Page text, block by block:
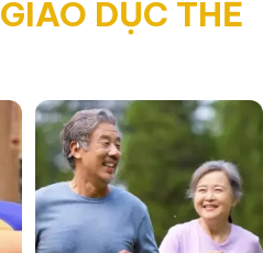
DỤC THỂ